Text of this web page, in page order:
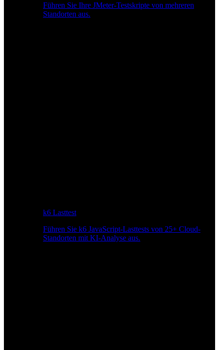
Führen Sie Ihre JMeter-Testskripte von mehreren
Standorten aus.
k6 Lasttest
Führen Sie k6 JavaScript-Lasttests von 25+ Cloud-
Standorten mit KI-Analyse aus.